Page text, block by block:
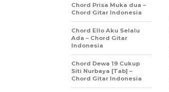
Chord Prisa Muka dua –
Chord Gitar Indonesia
Chord Ello Aku Selalu
Ada – Chord Gitar
Indonesia
Chord Dewa 19 Cukup
Siti Nurbaya [Tab] –
Chord Gitar Indonesia